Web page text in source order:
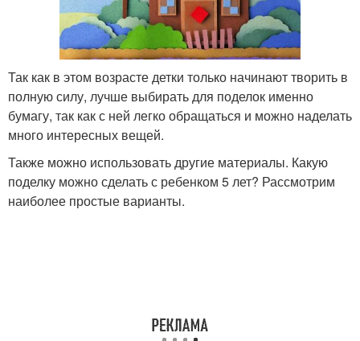
Так как в этом возрасте детки только начинают творить в
полную силу, лучше выбирать для поделок именно
бумагу, так как с ней легко обращаться и можно наделать
много интересных вещей.
Также можно использовать другие материалы. Какую
поделку можно сделать с ребенком 5 лет? Рассмотрим
наиболее простые варианты.